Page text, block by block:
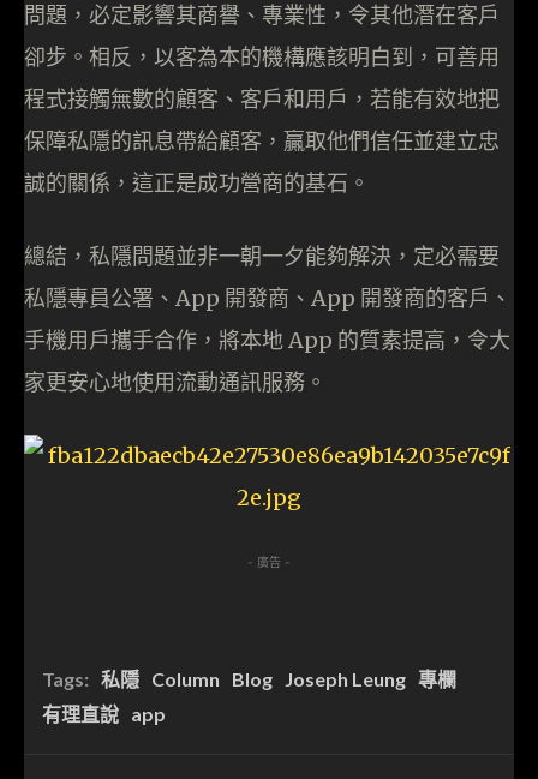
問題，必定影響其商譽、專業性，令其他潛在客戶
卻步。相反，以客為本的機構應該明白到，可善用
程式接觸無數的顧客、客戶和用戶，若能有效地把
保障私隱的訊息帶給顧客，贏取他們信任並建立忠
誠的關係，這正是成功營商的基石。
總結，私隱問題並非一朝一夕能夠解決，定必需要
私隱專員公署、App 開發商、App 開發商的客戶、
手機用戶攜手合作，將本地 App 的質素提高，令大
家更安心地使用流動通訊服務。
- 廣告 -
Tags: 私隱 Column Blog Joseph Leung 專欄
有理直說 app